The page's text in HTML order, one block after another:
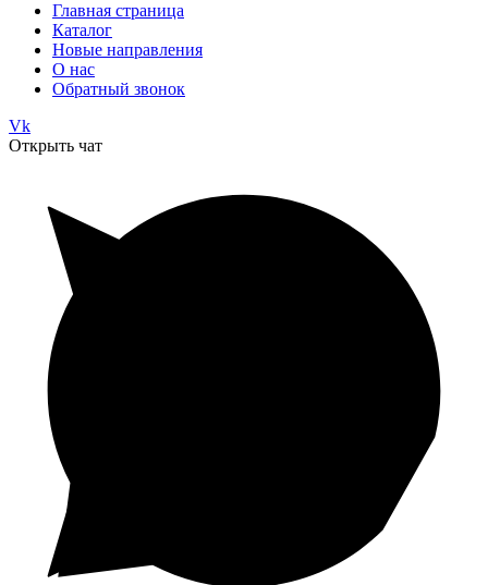
Главная страница
Каталог
Новые направления
О нас
Обратный звонок
Vk
Открыть чат